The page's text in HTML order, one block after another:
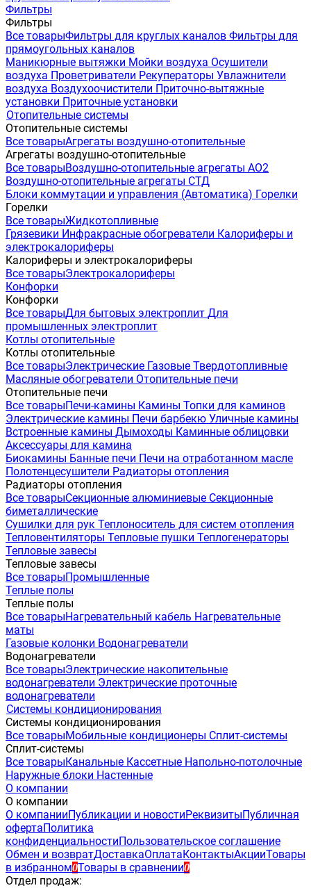
Фильтры
Фильтры
Все товарыФильтры для круглых каналов Фильтры для
прямоугольных каналов
Маникюрные вытяжки Мойки воздуха Осушители
воздуха Проветриватели Рекуператоры Увлажнители
воздуха Воздухоочистители Приточно-вытяжные
установки Приточные установки
Отопительные системы
Отопительные системы
Все товарыАгрегаты воздушно-отопительные
Агрегаты воздушно-отопительные
Все товарыВоздушно-отопительные агрегаты АО2
Воздушно-отопительные агрегаты СТД
Блоки коммутации и управления (Автоматика) Горелки
Горелки
Все товарыЖидкотопливные
Грязевики Инфракрасные обогреватели Калориферы и
электрокалориферы
Калориферы и электрокалориферы
Все товарыЭлектрокалориферы
Конфорки
Конфорки
Все товарыДля бытовых электроплит Для
промышленных электроплит
Котлы отопительные
Котлы отопительные
Все товарыЭлектрические Газовые Твердотопливные
Масляные обогреватели Отопительные печи
Отопительные печи
Все товарыПечи-камины Камины Топки для каминов
Электрические камины Печи барбекю Уличные камины
Встроенные камины Дымоходы Каминные облицовки
Аксессуары для камина
Биокамины Банные печи Печи на отработанном масле
Полотенцесушители Радиаторы отопления
Радиаторы отопления
Все товарыСекционные алюминиевые Секционные
биметаллические
Сушилки для рук Теплоноситель для систем отопления
Тепловентиляторы Тепловые пушки Теплогенераторы
Тепловые завесы
Тепловые завесы
Все товарыПромышленные
Теплые полы
Теплые полы
Все товарыНагревательный кабель Нагревательные
маты
Газовые колонки Водонагреватели
Водонагреватели
Все товарыЭлектрические накопительные
водонагреватели Электрические проточные
водонагреватели
Системы кондиционирования
Системы кондиционирования
Все товарыМобильные кондиционеры Сплит-системы
Сплит-системы
Все товарыКанальные Кассетные Напольно-потолочные
Наружные блоки Настенные
О компании
О компании
О компанииПубликации и новостиРеквизитыПубличная
офертаПолитика
конфиденциальностиПользовательское соглашение
Обмен и возвратДоставкаОплатаКонтактыАкцииТовары
в избранном0Товары в сравнении0
Отдел продаж: